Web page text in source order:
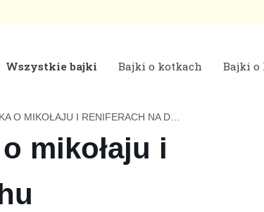
Wszystkie bajki Bajki o kotkach Bajki o
ŚWIĄTECZNA BAJKA O MIKOŁAJU I RENIFERACH NA DACHU
mikołaju i